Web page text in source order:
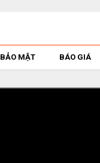
BẢO MẬT BÁO GIÁ